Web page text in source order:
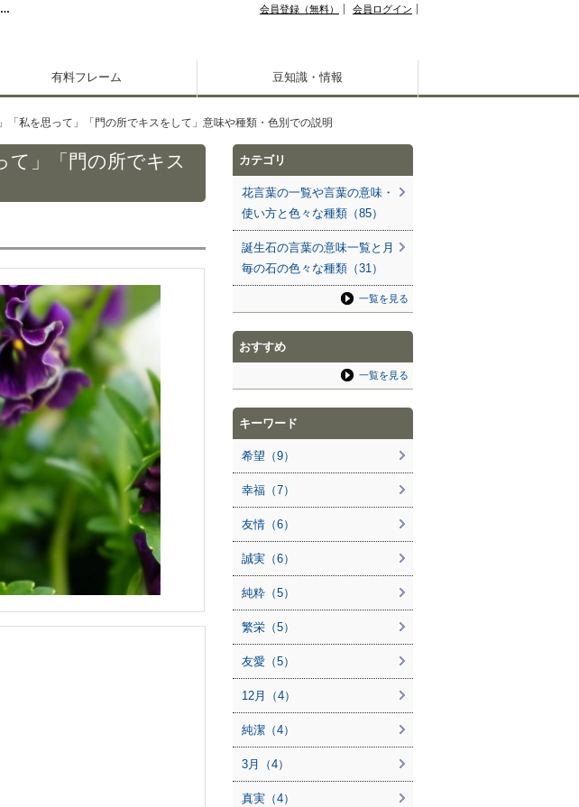
… 会員登録（無料） 会員ログイン
有料フレーム 豆知識・情報
「私を思って」「門の所でキスをして」意味や種類・色別での説明
て」「門の所でキス
カテゴリ
花言葉の一覧や言葉の意味・
使い方と色々な種類（85）
誕生石の言葉の意味一覧と月
毎の石の色々な種類（31）
一覧を見る
おすすめ
一覧を見る
キーワード
希望（9）
幸福（7）
友情（6）
誠実（6）
純粋（5）
繁栄（5）
友愛（5）
12月（4）
純潔（4）
3月（4）
真実（4）